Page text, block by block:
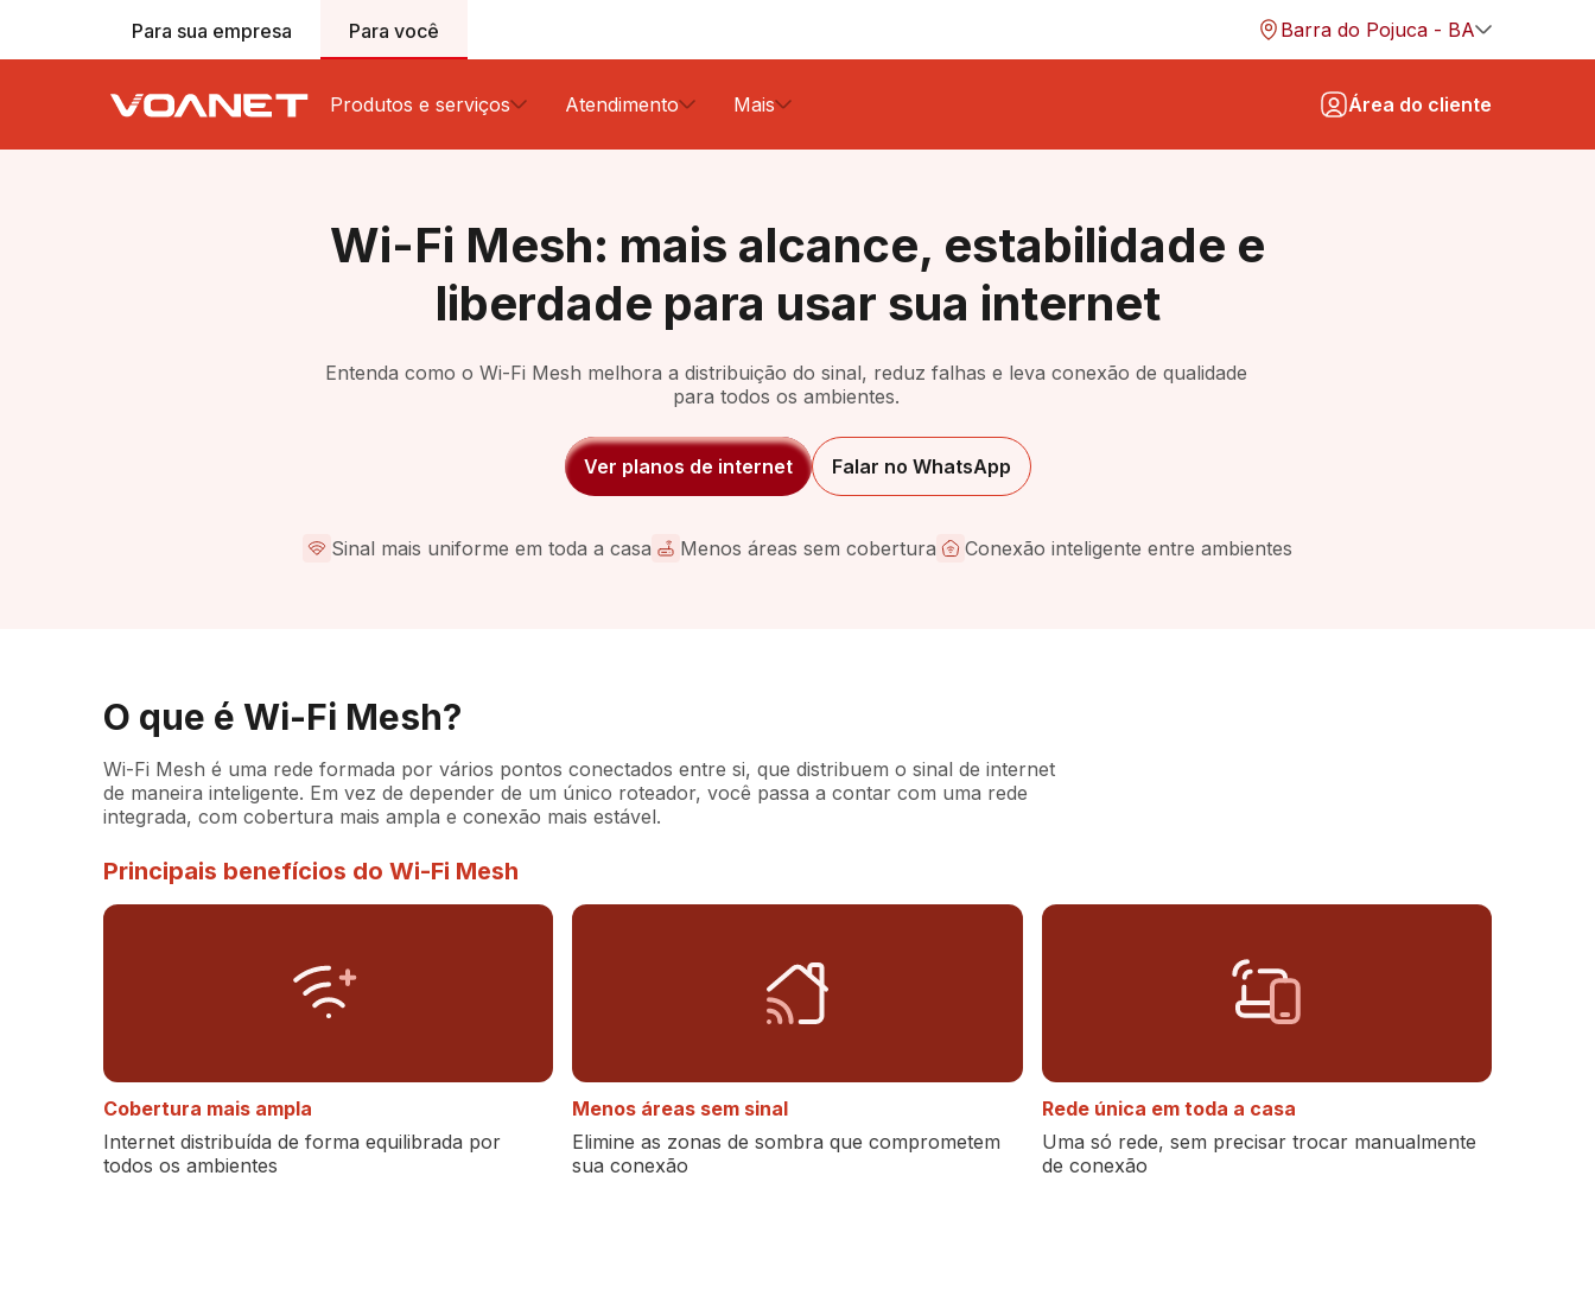
Para sua empresa Para você Barra do Pojuca - BA
Produtos e serviços
Telefonia Fixa
Rede Mesh
Residencial + móvel
Conheça o Voanet Móvel
Voaplay
Skeelo
Telemedicina
Atendimento
2ª via de faturas Telefone
Whatsapp
Mais
Relatório de transparência
Voanet Blog
Linkedin
Facebook
Área do cliente
Wi-Fi Mesh: mais alcance, estabilidade e
liberdade para usar sua internet
Entenda como o Wi-Fi Mesh melhora a distribuição do sinal, reduz falhas e leva conexão de qualidade
para todos os ambientes.
Ver planos de internet Falar no WhatsApp
Sinal mais uniforme em toda a casa Menos áreas sem cobertura Conexão inteligente entre ambientes
O que é Wi-Fi Mesh?
Wi-Fi Mesh é uma rede formada por vários pontos conectados entre si, que distribuem o sinal de internet
de maneira inteligente. Em vez de depender de um único roteador, você passa a contar com uma rede
integrada, com cobertura mais ampla e conexão mais estável.
Principais benefícios do Wi-Fi Mesh
Cobertura mais ampla
Internet distribuída de forma equilibrada por
todos os ambientes
Menos áreas sem sinal
Elimine as zonas de sombra que comprometem
sua conexão
Rede única em toda a casa
Uma só rede, sem precisar trocar manualmente
de conexão